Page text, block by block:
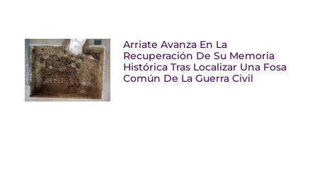
Arriate Avanza En La
Recuperación De Su Memoria
Histórica Tras Localizar Una Fosa
Común De La Guerra Civil